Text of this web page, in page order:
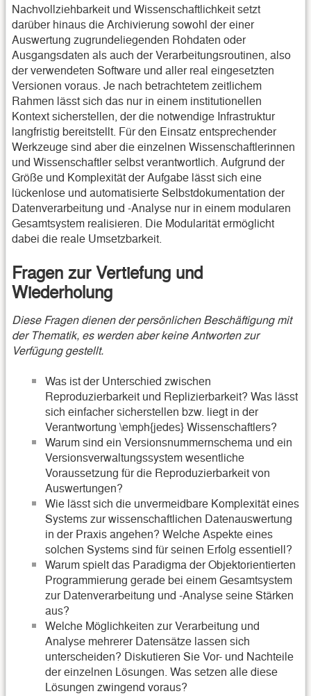
Nachvollziehbarkeit und Wissenschaftlichkeit setzt
darüber hinaus die Archivierung sowohl der einer
Auswertung zugrundeliegenden Rohdaten oder
Ausgangsdaten als auch der Verarbeitungsroutinen, also
der verwendeten Software und aller real eingesetzten
Versionen voraus. Je nach betrachtetem zeitlichem
Rahmen lässt sich das nur in einem institutionellen
Kontext sicherstellen, der die notwendige Infrastruktur
langfristig bereitstellt. Für den Einsatz entsprechender
Werkzeuge sind aber die einzelnen Wissenschaftlerinnen
und Wissenschaftler selbst verantwortlich. Aufgrund der
Größe und Komplexität der Aufgabe lässt sich eine
lückenlose und automatisierte Selbstdokumentation der
Datenverarbeitung und -Analyse nur in einem modularen
Gesamtsystem realisieren. Die Modularität ermöglicht
dabei die reale Umsetzbarkeit.
Fragen zur Vertiefung und
Wiederholung
Diese Fragen dienen der persönlichen Beschäftigung mit
der Thematik, es werden aber keine Antworten zur
Verfügung gestellt.
Was ist der Unterschied zwischen
Reproduzierbarkeit und Replizierbarkeit? Was lässt
sich einfacher sicherstellen bzw. liegt in der
Verantwortung \emph{jedes} Wissenschaftlers?
Warum sind ein Versionsnummernschema und ein
Versionsverwaltungssystem wesentliche
Voraussetzung für die Reproduzierbarkeit von
Auswertungen?
Wie lässt sich die unvermeidbare Komplexität eines
Systems zur wissenschaftlichen Datenauswertung
in der Praxis angehen? Welche Aspekte eines
solchen Systems sind für seinen Erfolg essentiell?
Warum spielt das Paradigma der Objektorientierten
Programmierung gerade bei einem Gesamtsystem
zur Datenverarbeitung und -Analyse seine Stärken
aus?
Welche Möglichkeiten zur Verarbeitung und
Analyse mehrerer Datensätze lassen sich
unterscheiden? Diskutieren Sie Vor- und Nachteile
der einzelnen Lösungen. Was setzen alle diese
Lösungen zwingend voraus?